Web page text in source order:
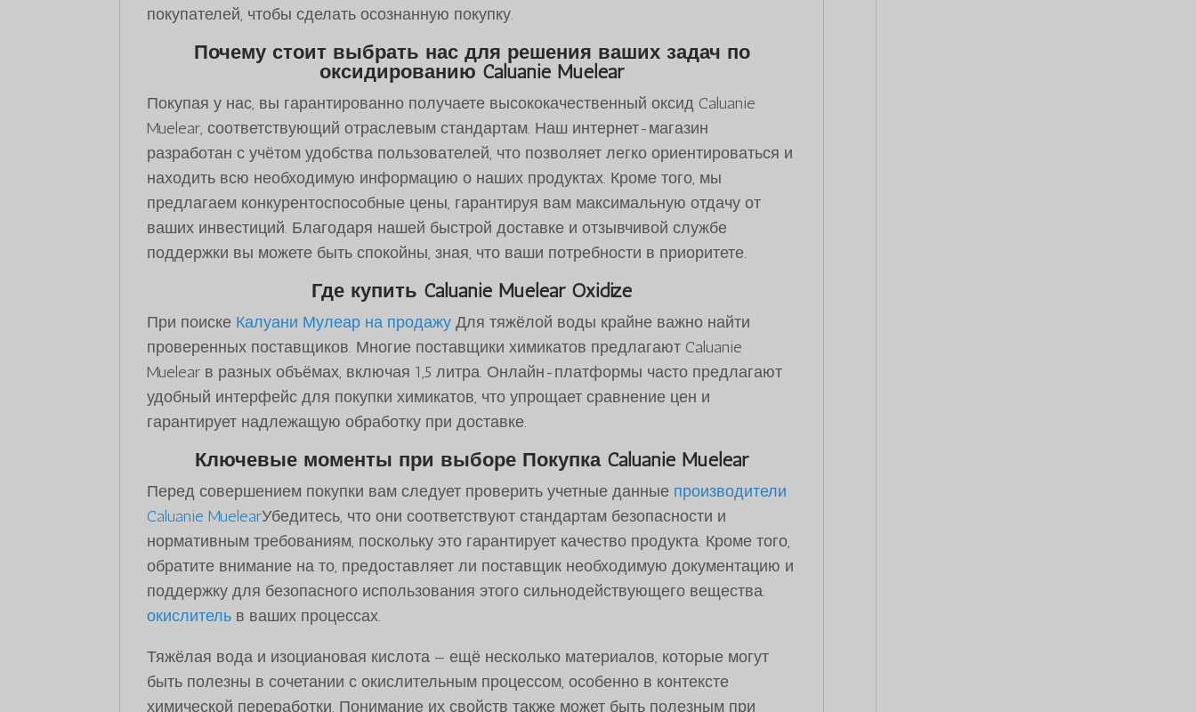
покупателей, чтобы сделать осознанную покупку.
Почему стоит выбрать нас для решения ваших задач по
оксидированию Caluanie Muelear
Покупая у нас, вы гарантированно получаете высококачественный оксид Caluanie
Muelear, соответствующий отраслевым стандартам. Наш интернет-магазин
разработан с учётом удобства пользователей, что позволяет легко ориентироваться и
находить всю необходимую информацию о наших продуктах. Кроме того, мы
предлагаем конкурентоспособные цены, гарантируя вам максимальную отдачу от
ваших инвестиций. Благодаря нашей быстрой доставке и отзывчивой службе
поддержки вы можете быть спокойны, зная, что ваши потребности в приоритете.
Где купить Caluanie Muelear Oxidize
При поиске Калуани Мулеар на продажу Для тяжёлой воды крайне важно найти
проверенных поставщиков. Многие поставщики химикатов предлагают Caluanie
Muelear в разных объёмах, включая 1,5 литра. Онлайн-платформы часто предлагают
удобный интерфейс для покупки химикатов, что упрощает сравнение цен и
гарантирует надлежащую обработку при доставке.
Ключевые моменты при выборе Покупка Caluanie Muelear
Перед совершением покупки вам следует проверить учетные данные производители
Caluanie MuelearУбедитесь, что они соответствуют стандартам безопасности и
нормативным требованиям, поскольку это гарантирует качество продукта. Кроме того,
обратите внимание на то, предоставляет ли поставщик необходимую документацию и
поддержку для безопасного использования этого сильнодействующего вещества.
окислитель в ваших процессах.
Тяжёлая вода и изоциановая кислота — ещё несколько материалов, которые могут
быть полезны в сочетании с окислительным процессом, особенно в контексте
химической переработки. Понимание их свойств также может быть полезным при